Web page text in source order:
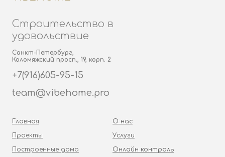
Строительство в
удовольствие
Санкт-Петербург,
Коломяжский просп., 19, корп. 2
+7(916)605-95-15
team@vibehome.pro
Главная
Проекты
Построенные дома
О нас
Услуги
Онлайн контроль